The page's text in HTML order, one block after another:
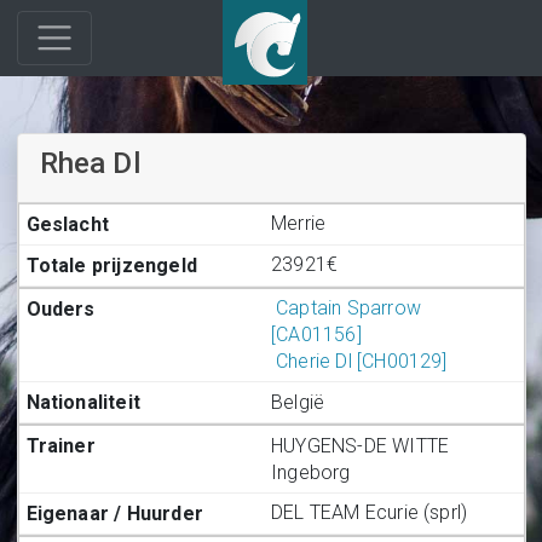
Rhea Dl
Merrie
23921€
Captain Sparrow
[CA01156]
Cherie Dl [CH00129]
België
HUYGENS-DE WITTE
Ingeborg
DEL TEAM Ecurie (sprl)